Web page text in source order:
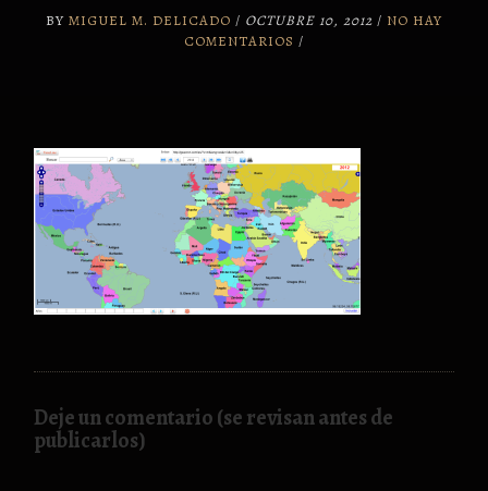
BY MIGUEL M. DELICADO / OCTUBRE 10, 2012 / NO HAY
COMENTARIOS /
Deje un comentario (se revisan antes de
publicarlos)